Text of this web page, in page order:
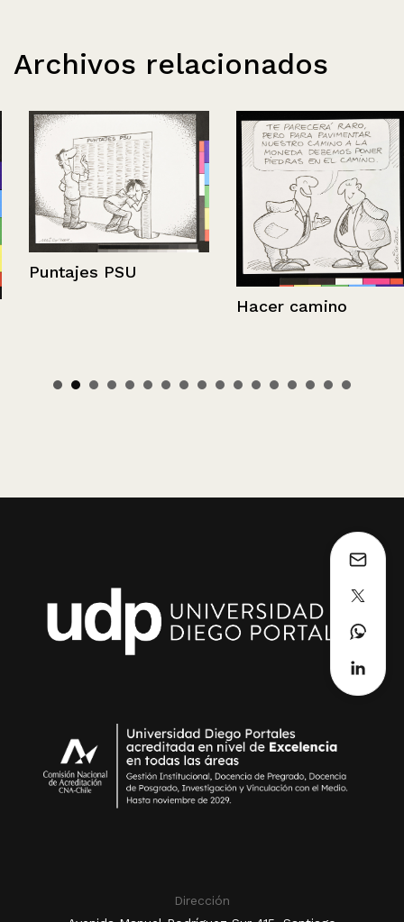
Archivos relacionados
Puntajes PSU
Hacer camino
Dirección